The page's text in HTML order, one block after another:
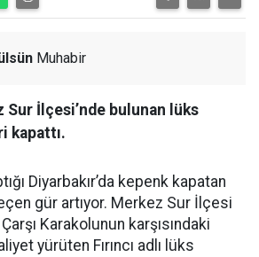
Muhabir
Sur İlçesi’nde bulunan lüks
kapattı.
Diyarbakır’da kepenk kapatan
gür artıyor. Merkez Sur İlçesi
Karakolunun karşısındaki
yürüten Fırıncı adlı lüks